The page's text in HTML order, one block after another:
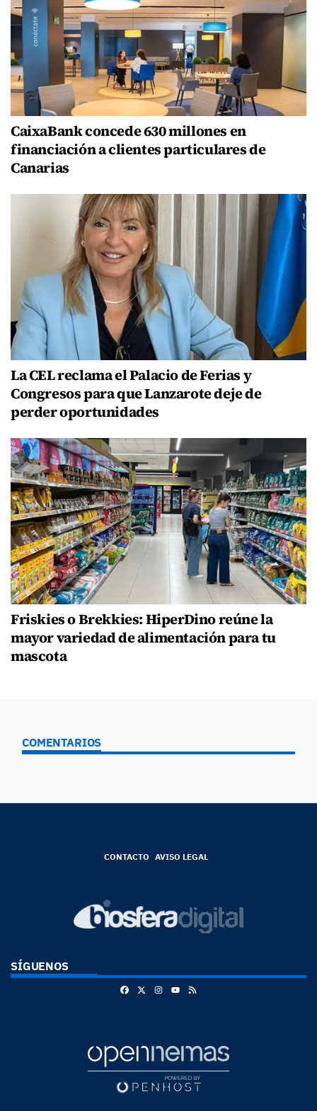
CaixaBank concede 630 millones en
financiación a clientes particulares de
Canarias
La CEL reclama el Palacio de Ferias y
Congresos para que Lanzarote deje de
perder oportunidades
Friskies o Brekkies: HiperDino reúne la
mayor variedad de alimentación para tu
mascota
COMENTARIOS
CONTACTO AVISO LEGAL
SÍGUENOS
FacebookInstagram